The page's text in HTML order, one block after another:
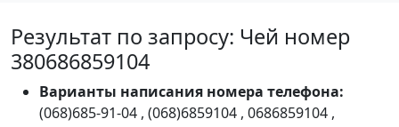
Результат по запросу: Чей номер
380686859104
Варианты написания номера телефона:
(068)685-91-04 , (068)6859104 , 0686859104 ,